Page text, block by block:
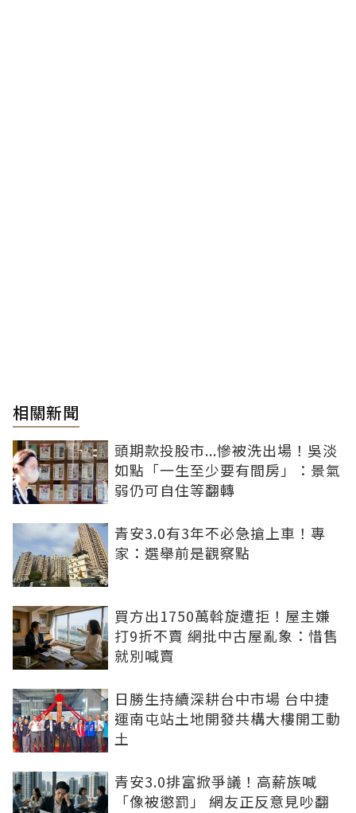
相關新聞
頭期款投股市...慘被洗出場！吳淡
如點「一生至少要有間房」：景氣
弱仍可自住等翻轉
青安3.0有3年不必急搶上車！專
家：選舉前是觀察點
買方出1750萬斡旋遭拒！屋主嫌
打9折不賣 網批中古屋亂象：惜售
就別喊賣
日勝生持續深耕台中市場 台中捷
運南屯站土地開發共構大樓開工動
土
青安3.0排富掀爭議！高薪族喊
「像被懲罰」 網友正反意見吵翻